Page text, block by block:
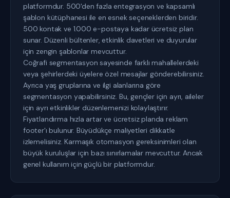
platformdur. 500'den fazla entegrasyon ve kapsamlı
şablon kütüphanesi ile en esnek seçeneklerden biridir.
500 kontak ve 1.000 e-postaya kadar ücretsiz plan
sunar. Düzenli bültenler, etkinlik davetleri ve duyurular
için zengin şablonlar mevcuttur.
Coğrafi segmentasyon sayesinde farklı mahallelerdeki
veya şehirlerdeki üyelere özel mesajlar gönderebilirsiniz.
Ayrıca yaş gruplarına ve ilgi alanlarına göre
segmentasyon yapabilirsiniz. Bu, gençler için ayrı, aileler
için ayrı etkinlikler düzenlemenizi kolaylaştırır.
Fiyatlandırma hızla artar ve ücretsiz planda reklam
footer'ı bulunur. Büyüdükçe maliyetleri dikkatle
izlemelisiniz. Karmaşık otomasyon gereksinimleri olan
büyük kuruluşlar için bazı sınırlamalar mevcuttur. Ancak
genel kullanım için güçlü bir platformdur.